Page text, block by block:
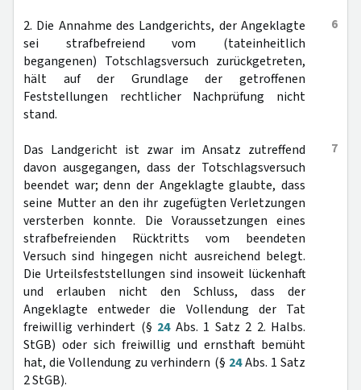
6
2. Die Annahme des Landgerichts, der Angeklagte
sei strafbefreiend vom (tateinheitlich
begangenen) Totschlagsversuch zurückgetreten,
hält auf der Grundlage der getroffenen
Feststellungen rechtlicher Nachprüfung nicht
stand.
7
Das Landgericht ist zwar im Ansatz zutreffend
davon ausgegangen, dass der Totschlagsversuch
beendet war; denn der Angeklagte glaubte, dass
seine Mutter an den ihr zugefügten Verletzungen
versterben konnte. Die Voraussetzungen eines
strafbefreienden Rücktritts vom beendeten
Versuch sind hingegen nicht ausreichend belegt.
Die Urteilsfeststellungen sind insoweit lückenhaft
und erlauben nicht den Schluss, dass der
Angeklagte entweder die Vollendung der Tat
freiwillig verhindert (§ 24Abs. 1 Satz 2 2. Halbs.
StGB) oder sich freiwillig und ernsthaft bemüht
hat, die Vollendung zu verhindern (§ 24Abs. 1 Satz
2 StGB).